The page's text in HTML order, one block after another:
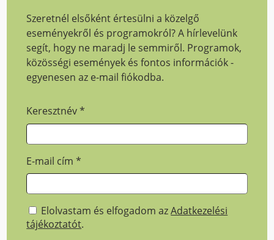
Szeretnél elsőként értesülni a közelgő
eseményekről és programokról? A hírlevelünk
segít, hogy ne maradj le semmiről. Programok,
közösségi események és fontos információk -
egyenesen az e-mail fiókodba.
Keresztnév*
E-mail cím*
Elolvastam és elfogadom azAdatkezelési
tájékoztatót.